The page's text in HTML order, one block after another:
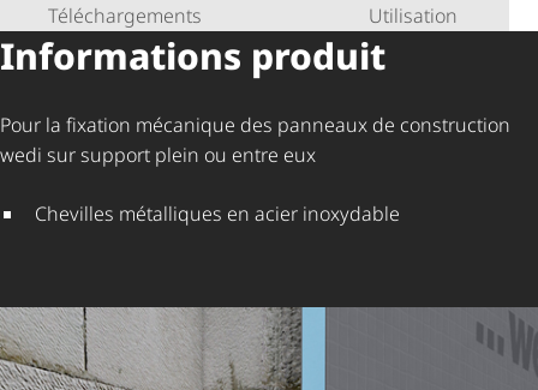
Télé­char­ge­ments Utilisation
Informations produit
Pour la fixation mécanique des panneaux de construction
wedi sur support plein ou entre eux
Chevilles métalliques en acier inoxydable